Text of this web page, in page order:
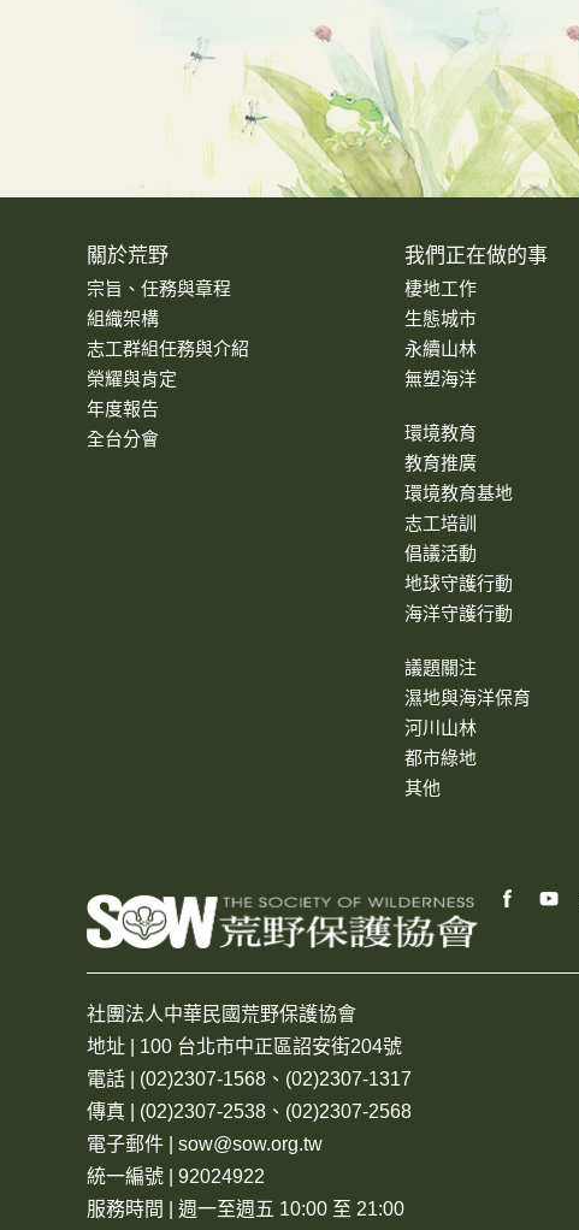
關於荒野
宗旨、任務與章程
組織架構
志工群組任務與介紹
榮耀與肯定
年度報告
全台分會
我們正在做的事
棲地工作
生態城市
永續山林
無塑海洋
環境教育
教育推廣
環境教育基地
志工培訓
倡議活動
地球守護行動
海洋守護行動
議題關注
濕地與海洋保育
河川山林
都市綠地
其他
社團法人中華民國荒野保護協會
地址 | 100 台北市中正區詔安街204號
電話 | (02)2307-1568、(02)2307-1317
傳真 | (02)2307-2538、(02)2307-2568
電子郵件 | sow@sow.org.tw
統一編號 | 92024922
服務時間 | 週一至週五 10:00 至 21:00